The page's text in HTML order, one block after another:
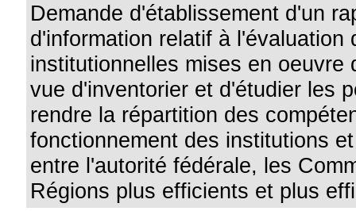
Demande d'établissement d'un
d'information relatif à l'évaluation
institutionnelles mises en oeuvre
vue d'inventorier et d'étudier les
rendre la répartition des
fonctionnement des institutions
entre l'autorité fédérale, les
Régions plus efficients et plus